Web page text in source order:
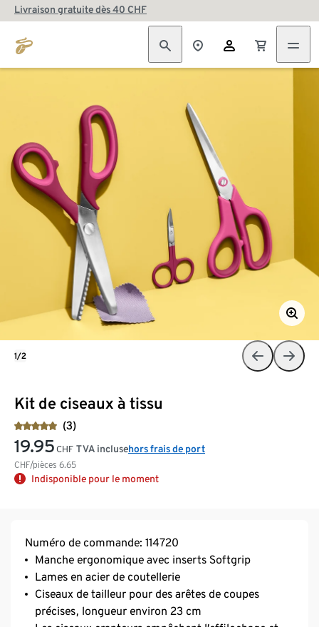
Livraison gratuite dès 40 CHF
Kit de ciseaux à tissu
(3)
19.95 CHF
CHF/pièces 6.65
TVA inclusehors frais de port
Indisponible pour le moment
1/2
Numéro de commande: 114720
Manche ergonomique avec inserts Softgrip
Lames en acier de coutellerie
Ciseaux de tailleur pour des arêtes de coupes
précises, longueur environ 23 cm